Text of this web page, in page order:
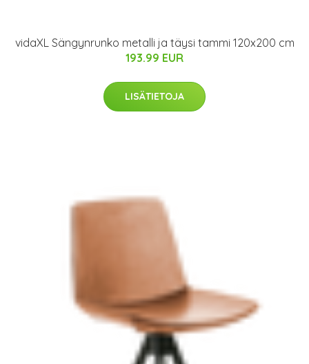
vidaXL Sängynrunko metalli ja täysi tammi 120x200 cm
193.99 EUR
LISÄTIETOJA